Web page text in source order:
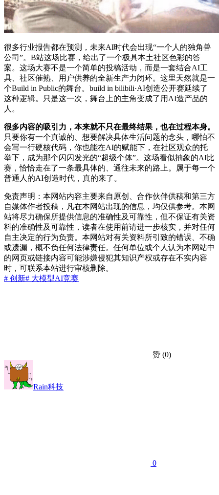
很多行业报告都在预测，未来AI时代会出现“一个人的独角兽
公司”。B站这场比赛，给出了一个极具本土社区色彩的答
案。这场大赛不是一个简单的投稿活动，而是一套结合AI工
具、社区催熟、用户供养的全新生产力闭环。这里天然就是一
个Build in Public的舞台。build in bilibili·AI创造公开赛延续了
这种逻辑。只是这一次，舞台上的主角变成了用AI造产品的
人。
很多内容的吸引力，本来就不只在最终结果，也在过程本身。
只要你有一个真诚的、想要解决具体生活问题的念头，哪怕不
会写一行硬核代码，你也能在AI的赋能下，在社区观众的托
举下，成为那个闪闪发光的“超级个体”。这场看似抽象的AI比
赛，恰恰走在了一条最具体的、通往未来的路上。属于每一个
普通人的AI创造时代，真的来了。
免责声明：本网站内容主要来自原创、合作伙伴供稿和第三方
自媒体作者投稿，凡在本网站出现的信息，均仅供参考。本网
站将尽力确保所提供信息的准确性及可靠性，但不保证有关资
料的准确性及可靠性，读者在使用前请进一步核实，并对任何
自主决定的行为负责。本网站对有关资料所引致的错误、不确
或遗漏，概不负任何法律责任。任何单位或个人认为本网站中
的网页或链接内容可能涉嫌侵犯其知识产权或存在不实内容
时，可联系本站进行审核删除。
# 创新# 大模型AI竞赛
赞 (0)
Rain科技
0